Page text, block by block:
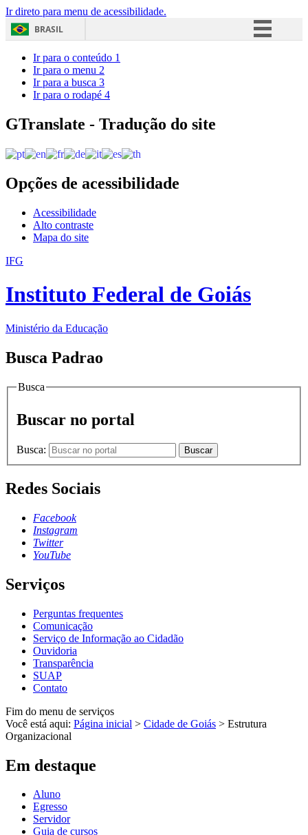
Ir direto para menu de acessibilidade.
BRASIL
Acesso à informação
Ir para o conteúdo 1
Ir para o menu 2
Ir para a busca 3
Ir para o rodapé 4
GTranslate - Tradução do site
Opções de acessibilidade
Acessibilidade
Alto contraste
Mapa do site
IFG
Instituto Federal de Goiás
Ministério da Educação
Busca Padrao
Busca
Buscar no portal
Busca: Buscar
Redes Sociais
Facebook
Instagram
Twitter
YouTube
Serviços
Perguntas frequentes
Comunicação
Serviço de Informação ao Cidadão
Ouvidoria
Transparência
SUAP
Contato
Fim do menu de serviços
Você está aqui: Página inicial > Cidade de Goiás > Estrutura
Organizacional
Em destaque
Aluno
Egresso
Servidor
Guia de cursos